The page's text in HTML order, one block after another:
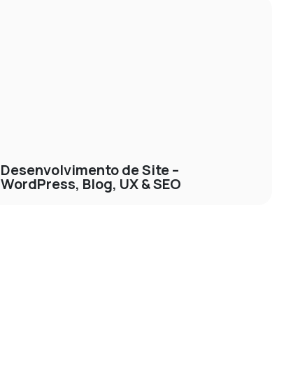
Desenvolvimento de Site –
WordPress, Blog, UX & SEO